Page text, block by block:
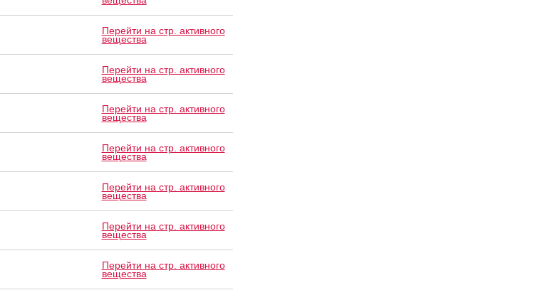
Перейти на стр. активного
вещества
Перейти на стр. активного
вещества
Перейти на стр. активного
вещества
Перейти на стр. активного
вещества
Перейти на стр. активного
вещества
Перейти на стр. активного
вещества
Перейти на стр. активного
вещества